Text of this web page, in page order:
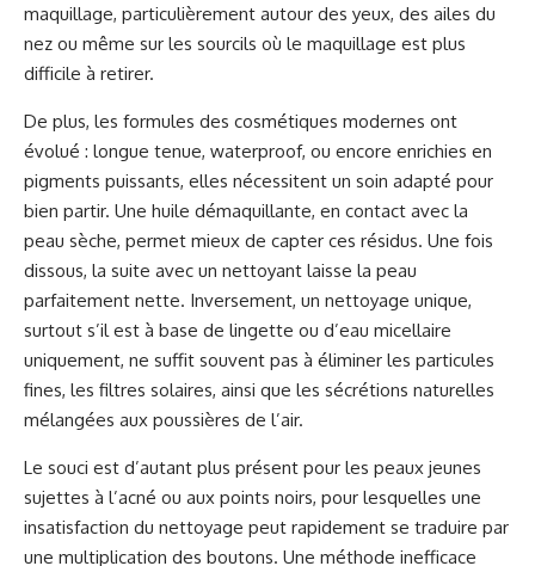
maquillage, particulièrement autour des yeux, des ailes du
nez ou même sur les sourcils où le maquillage est plus
difficile à retirer.
De plus, les formules des cosmétiques modernes ont
évolué : longue tenue, waterproof, ou encore enrichies en
pigments puissants, elles nécessitent un soin adapté pour
bien partir. Une huile démaquillante, en contact avec la
peau sèche, permet mieux de capter ces résidus. Une fois
dissous, la suite avec un nettoyant laisse la peau
parfaitement nette. Inversement, un nettoyage unique,
surtout s’il est à base de lingette ou d’eau micellaire
uniquement, ne suffit souvent pas à éliminer les particules
fines, les filtres solaires, ainsi que les sécrétions naturelles
mélangées aux poussières de l’air.
Le souci est d’autant plus présent pour les peaux jeunes
sujettes à l’acné ou aux points noirs, pour lesquelles une
insatisfaction du nettoyage peut rapidement se traduire par
une multiplication des boutons. Une méthode inefficace